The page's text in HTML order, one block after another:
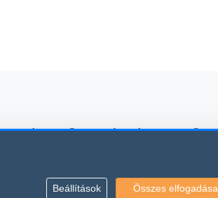
mezőgazdasági gépkölcsönző
Feltételeivonatkoznak.
Beállítások Összes elfogadása